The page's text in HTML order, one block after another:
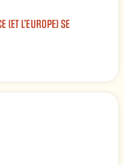
(ET L’EUROPE) SE